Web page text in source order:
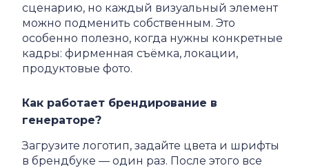
сценарию, но каждый визуальный элемент
можно подменить собственным. Это
особенно полезно, когда нужны конкретные
кадры: фирменная съёмка, локации,
продуктовые фото.
Как работает брендирование в
генераторе?
Загрузите логотип, задайте цвета и шрифты
в брендбуке — один раз. После этого все